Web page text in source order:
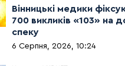
Вінницькі медики
700 викликів «103» на
спеку
6 Серпня, 2026, 10:24